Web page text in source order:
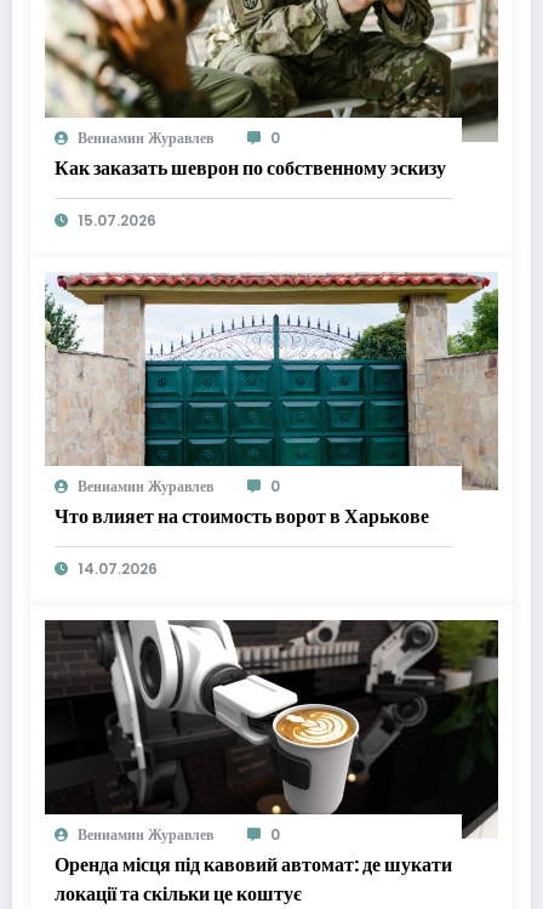
Вениамин Журавлев 0
Как заказать шеврон по собственному эскизу
15.07.2026
Вениамин Журавлев 0
Что влияет на стоимость ворот в Харькове
14.07.2026
Вениамин Журавлев 0
Оренда місця під кавовий автомат: де шукати
локації та скільки це коштує